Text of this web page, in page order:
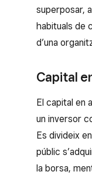
superposar,
habituals de
d’una
Capital
El capital en
un inversor
Es divideix
públic
la borsa,